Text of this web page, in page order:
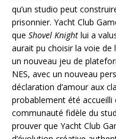
qu’un studio peut
prisonnier. Yacht Club
que Shovel Knight lui a
aurait pu choisir la voie
un nouveau jeu de
NES, avec un nouveau
déclaration d’amour aux
probablement été accueilli
communauté fidèle du
prouver que Yacht Club